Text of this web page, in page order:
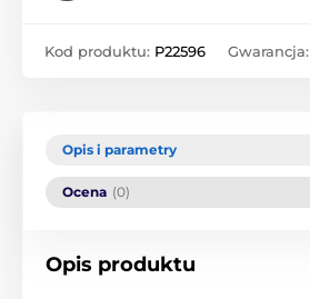
Kod produktu: P22596 Gwarancja:
Opis i parametry
Ocena (0)
Opis produktu